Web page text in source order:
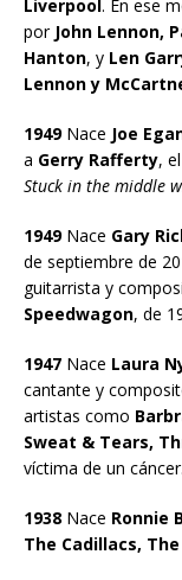
Liverpool . En ese
por John Lennon,
Hanton, y Len
Lennon y
1949Nace Joe
a Gerry Rafferty,
Stuck in the middle
1949Nace Gary
de septiembre de
guitarrista y
Speedwagon, de
1947 Nace Laura
cantante y
artistas como
Sweat & Tears,
víctima de un cáncer.
1938 Nace Ronnie
The Cadillacs,